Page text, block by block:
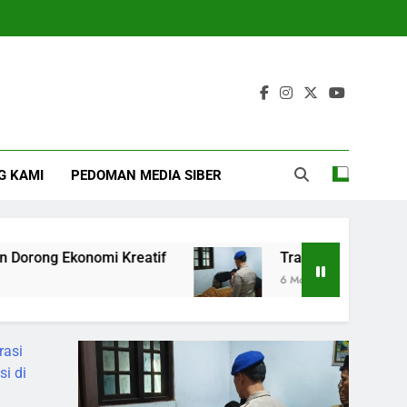
KAMI PEDOMAN MEDIA SIBER
Tragis! Pencari Kepiting di Pasuruan
6 Months Ago